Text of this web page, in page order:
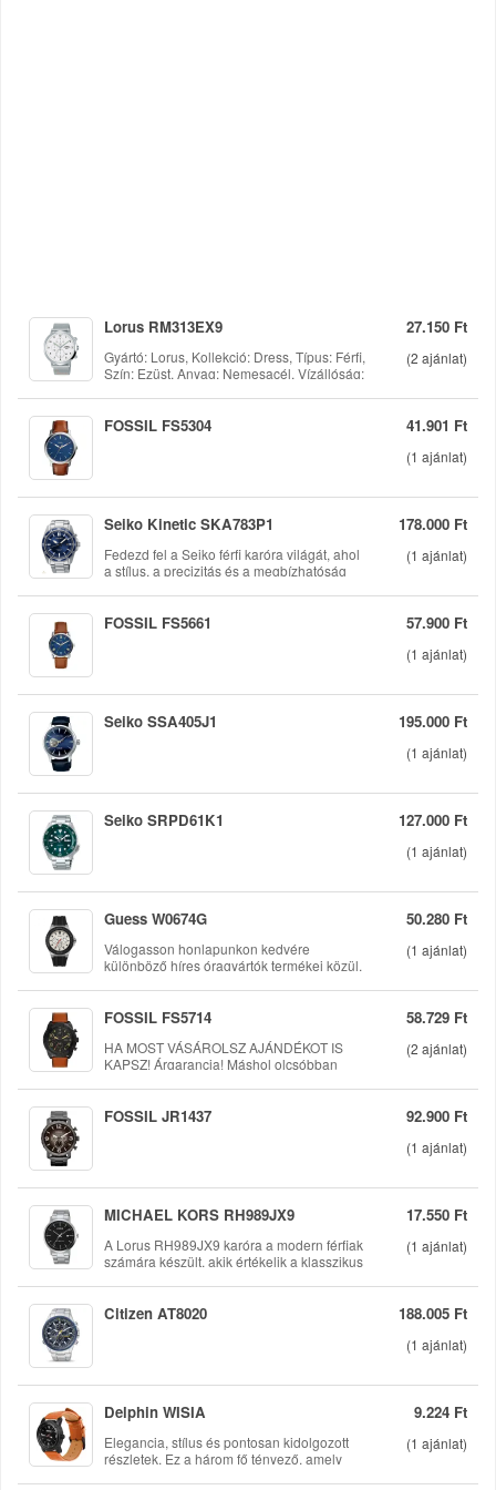
27.150 Ft
(2 ajánlat)
Lorus RM313EX9
Gyártó: Lorus, Kollekció: Dress, Típus: Férfi,
Szín: Ezüst, Anyag: Nemesacél, Vízállóság:
mérete: 43 mm
41.901 Ft
(1 ajánlat)
FOSSIL FS5304
178.000 Ft
(1 ajánlat)
Seiko Kinetic SKA783P1
Fedezd fel a Seiko férfi karóra világát, ahol
a stílus, a precizitás és a megbízhatóság
modern férfi életstílusának kiegészítője. Ez
acél tok nemcsak elegáns látványt nyújt, de
57.900 Ft
(1 ajánlat)
FOSSIL FS5661
195.000 Ft
(1 ajánlat)
Seiko SSA405J1
127.000 Ft
(1 ajánlat)
Seiko SRPD61K1
50.280 Ft
(1 ajánlat)
Guess W0674G
Válogasson honlapunkon kedvére
különböző híres óragyártók termékei közül.
eredeti termékek garanciával.
58.729 Ft
(2 ajánlat)
FOSSIL FS5714
HA MOST VÁSÁROLSZ AJÁNDÉKOT IS
KAPSZ! Árgarancia! Máshol olcsóbban
92.900 Ft
(1 ajánlat)
FOSSIL JR1437
17.550 Ft
(1 ajánlat)
MICHAEL KORS RH989JX9
A Lorus RH989JX9 karóra a modern férfiak
számára készült, akik értékelik a klasszikus
hagyományos és a kortárs elemeket, így
acél tokja nemcsak esztétikus, hanem tartós
is, így hosszú távon is megőrzi eredeti
fényét....
188.005 Ft
(1 ajánlat)
Citizen AT8020
9.224 Ft
(1 ajánlat)
Delphin WISIA
Elegancia, stílus és pontosan kidolgozott
részletek. Ez a három fő tényező, amely